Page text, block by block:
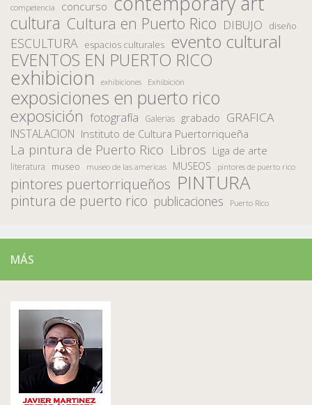
competencia concurso
cultura Cultura en Puerto Rico DIBUJO diseño
ESCULTURA espacios culturales evento cultural
EVENTOS EN PUERTO RICO
exhibicion exhibiciones Exhibición
exposiciones en puerto rico
exposición fotografía Galerias grabado GRAFICA
INSTALACION Instituto de Cultura Puertorriqueña
La pintura de Puerto Rico Libros Liga de arte
literatura museo museo de las americas MUSEOS pintores de puerto rico
pintores puertorriqueños PINTURA
pintura de puerto rico publicaciones Puerto Rico
MÁS